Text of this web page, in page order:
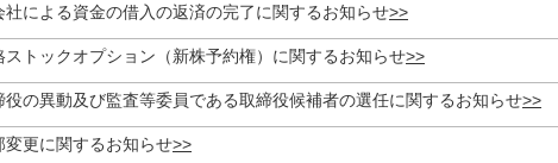
社による資金の借入の返済の完了に関するお知らせ
ストックオプション（新株予約権）に関するお知らせ
役の異動及び監査等委員である取締役候補者の選任に関するお知らせ
変更に関するお知らせ